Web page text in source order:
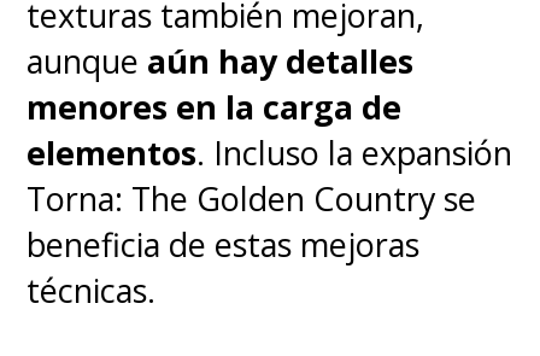
texturas también mejoran,
aunque aún hay detalles
menores en la carga de
elementos. Incluso la expansión
Torna: The Golden Country se
beneficia de estas mejoras
técnicas.